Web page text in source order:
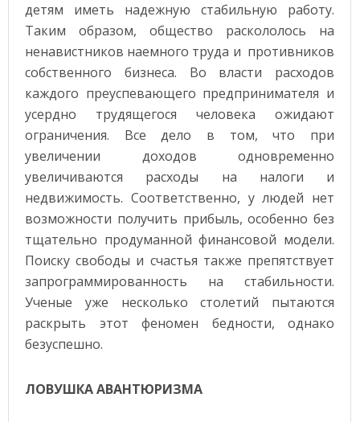
детям иметь надежную стабильную работу.
Таким образом, общество раскололось на
ненавистников наемного труда и противников
собственного бизнеса. Во власти расходов
каждого преуспевающего предпринимателя и
усердно трудящегося человека ожидают
ограничения. Все дело в том, что при
увеличении доходов одновременно
увеличиваются расходы на налоги и
недвижимость. Соответственно, у людей нет
возможности получить прибыль, особенно без
тщательно продуманной финансовой модели.
Поиску свободы и счастья также препятствует
запрограммированность на стабильности.
Ученые уже несколько столетий пытаются
раскрыть этот феномен бедности, однако
безуспешно.
ЛОВУШКА АВАНТЮРИЗМА